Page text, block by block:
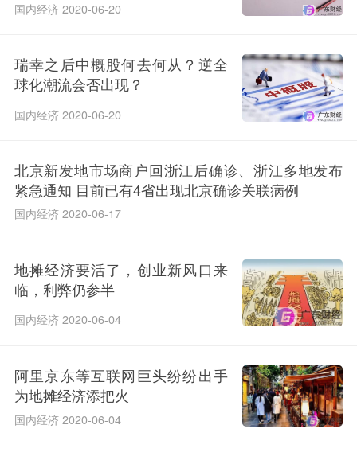
国内经济 2020-06-20
瑞幸之后中概股何去何从？逆全
球化潮流会否出现？
国内经济 2020-06-20
北京新发地市场商户回浙江后确诊、浙江多地发布
紧急通知 目前已有4省出现北京确诊关联病例
国内经济 2020-06-17
地摊经济要活了，创业新风口来
临，利弊仍参半
国内经济 2020-06-04
阿里京东等互联网巨头纷纷出手
为地摊经济添把火
国内经济 2020-06-04